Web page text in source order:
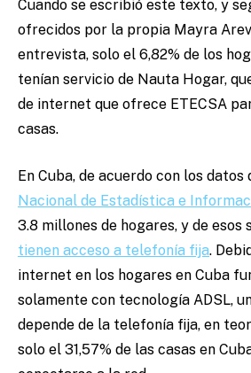
Cuando se escribió este texto, y
ofrecidos por la propia Mayra
entrevista, solo el 6,82% de los
tenían servicio de Nauta Hogar,
de internet que ofrece ETECSA
casas.
En Cuba, de acuerdo con los datos
Nacional de Estadística e
3.8 millones de hogares, y de esos
tienen acceso a telefonía fija.
internet en los hogares en Cuba
solamente con tecnología ADSL,
depende de la telefonía fija, en
solo el 31,57% de las casas en